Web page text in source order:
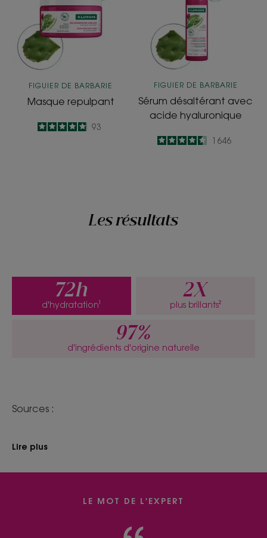
FIGUIER DE BARBARIE
Masque repulpant
4.9
/
5
93
acide
hyaluronique
FIGUIER DE BARBARIE
Sérum désaltérant avec
acide hyaluronique
4.5
/51 646
Les résultats
72h
d'hydratation¹
2X
plus brillants²
97%
d'ingrédients d'origine naturelle
Sources : ​
Lire plus
LE MOT DE L'EXPERT